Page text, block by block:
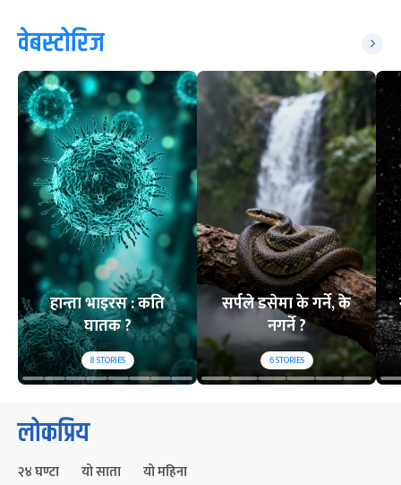
वेबस्टोरिज
हान्ता भाइरस : कति
घातक ?
8STORIES
सर्पले डसेमा के गर्ने, के
नगर्ने ?
6STORIES
लोकप्रिय
२४ घण्टा यो साता यो महिना